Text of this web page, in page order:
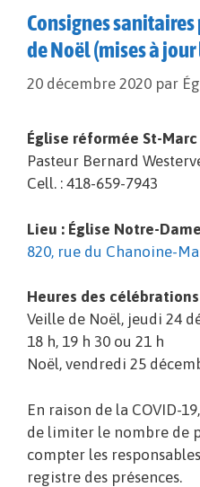
Consignes
de Noël (mises à
20 décembre 2020 par
Église réformée St-Marc
Pasteur Bernard
Cell. : 418-659-7943
Lieu : Église Notre-
820, rue du Chanoine-
Heures des célébrations
Veille de Noël, jeudi 24
18 h, 19 h 30 ou 21 h
Noël, vendredi 25
En raison de la COVID-
de limiter le nombre de
compter les
registre des présences.